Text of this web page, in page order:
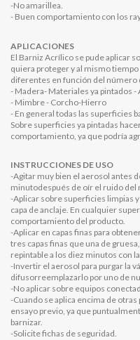
-No amarillea.
- Buen comportamiento con los
APLICACIONES
El Barniz Acrílico se pude aplicar
quiera proteger y al mismo
diferentes en función del número
- Madera- Materiales ya pintados -
- Mimbre - Corcho-Hierro
- En general todas las superficies
Sobre superficies ya pintadas
comportamiento, ya que podría
INSTRUCCIONES DE USO
-Agitar muy bien el aerosol antes
minutodespués de oír el ruido del
-Aplicar sobre superficies limpias y
capa de anclaje. En cualquier
comportamiento del producto.
-Aplicar en capas finas para
tres capas finas que una de gruesa,
repintable a los diez minutos con
-Invertir el aerosol para purgar la
difusorreemplazarlo por uno de
-No aplicar sobre equipos
-Cuando se aplica encima de
ensayo previo, ya que
barnizar.
-Solicite fichas de seguridad.